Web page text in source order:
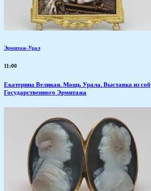
Эрмитаж-Урал
11:00
​Екатерина Великая. Мощь Урала. Выставка из
Государственного Эрмитажа